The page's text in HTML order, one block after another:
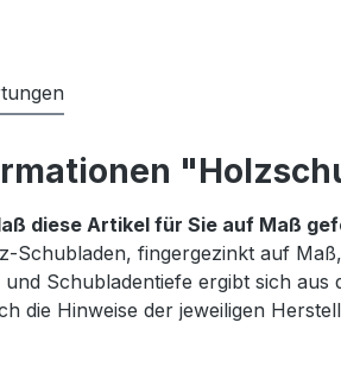
diese Artikel für Sie auf Maß
Schubladen, fingergezinkt auf
Schubladentiefe ergibt sich
die Hinweise der jeweiligen